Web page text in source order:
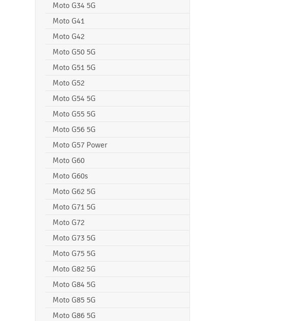
Moto G34 5G
Moto G41
Moto G42
Moto G50 5G
Moto G51 5G
Moto G52
Moto G54 5G
Moto G55 5G
Moto G56 5G
Moto G57 Power
Moto G60
Moto G60s
Moto G62 5G
Moto G71 5G
Moto G72
Moto G73 5G
Moto G75 5G
Moto G82 5G
Moto G84 5G
Moto G85 5G
Moto G86 5G